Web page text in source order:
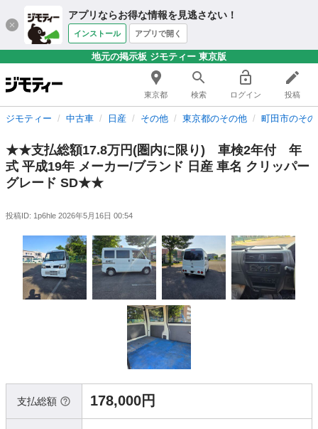
アプリならお得な情報を見逃さない！
インストール アプリで開く
地元の掲示板 ジモティー 東京版
東京都 検索 ログイン 投稿
ジモティー 中古車 日産 その他 東京都のその他 町田市のそ
★★支払総額17.8万円(圏内に限り) 車検2年付 年
式 平成19年 メーカー/ブランド 日産 車名 クリッパー
グレード SD★★
投稿ID: 1p6hle 2026年5月16日 00:54
支払総額 178,000円